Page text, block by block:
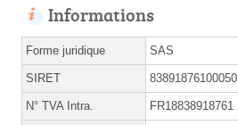
Informations
Forme juridique SAS
SIRET 83891876100050
N° TVA Intra. FR18838918761